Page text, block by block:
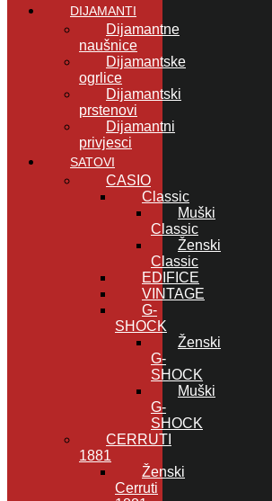
DIJAMANTI
Dijamantne
naušnice
Dijamantske
ogrlice
Dijamantski
prstenovi
Dijamantni
privjesci
SATOVI
CASIO
Classic
Muški
Classic
Ženski
Classic
EDIFICE
VINTAGE
G-
SHOCK
Ženski
G-
SHOCK
Muški
G-
SHOCK
CERRUTI
1881
Ženski
Cerruti